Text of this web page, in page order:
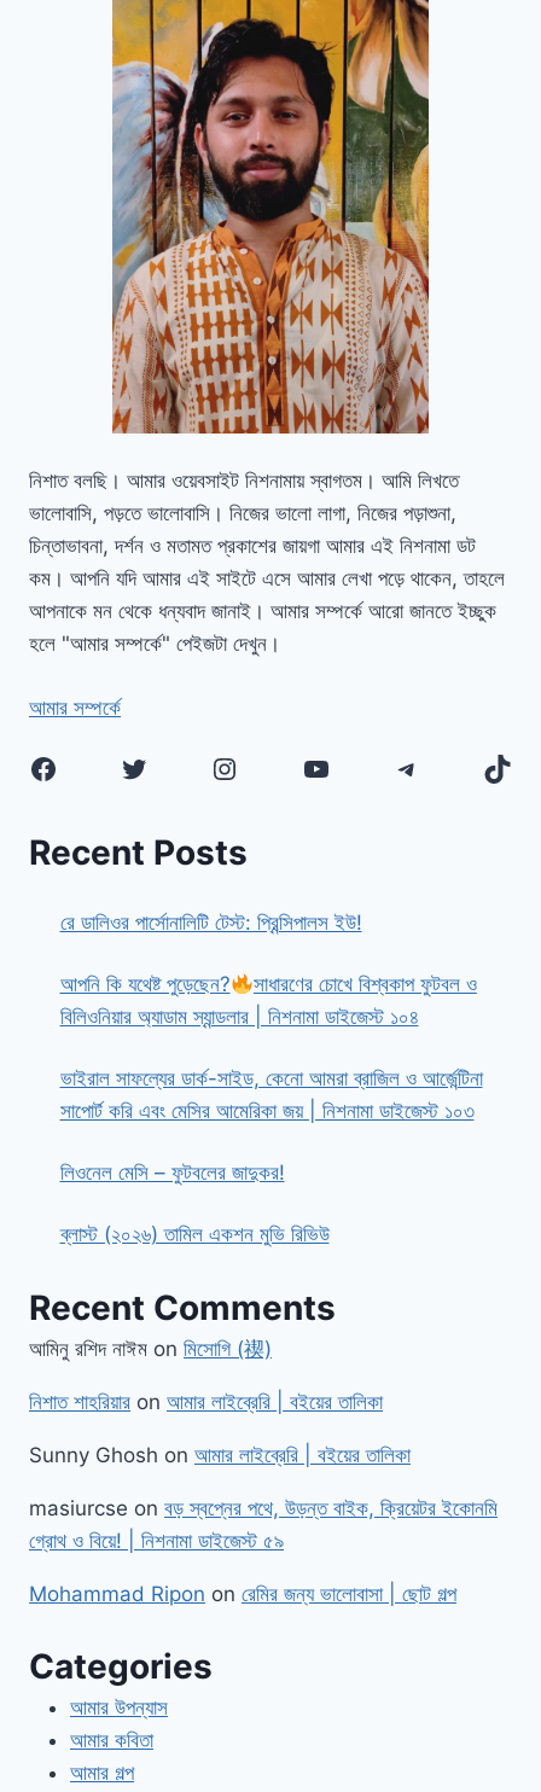
নিশাত বলছি। আমার ওয়েবসাইট নিশনামায় স্বাগতম। আমি লিখতে
ভালোবাসি, পড়তে ভালোবাসি। নিজের ভালো লাগা, নিজের পড়াশুনা,
চিন্তাভাবনা, দর্শন ও মতামত প্রকাশের জায়গা আমার এই নিশনামা ডট
কম। আপনি যদি আমার এই সাইটে এসে আমার লেখা পড়ে থাকেন, তাহলে
আপনাকে মন থেকে ধন্যবাদ জানাই। আমার সম্পর্কে আরো জানতে ইচ্ছুক
হলে "আমার সম্পর্কে" পেইজটা দেখুন।
আমার সম্পর্কে
FacebookTwitterInstagramYouTubeTelegram
Recent Posts
রে ডালিওর পার্সোনালিটি টেস্ট: প্রিন্সিপালস ইউ!
আপনি কি যথেষ্ট পুড়েছেন?
সাধারণের চোখে বিশ্বকাপ ফুটবল ও
বিলিওনিয়ার অ্যাডাম স্যান্ডলার | নিশনামা ডাইজেস্ট ১০৪
ভাইরাল সাফল্যের ডার্ক-সাইড, কেনো আমরা ব্রাজিল ও আর্জেন্টিনা
সাপোর্ট করি এবং মেসির আমেরিকা জয় | নিশনামা ডাইজেস্ট ১০৩
লিওনেল মেসি – ফুটবলের জাদুকর!
ব্লাস্ট (২০২৬) তামিল একশন মুভি রিভিউ
Recent Comments
আমিনু রশিদ নাঈম on মিসোগি (禊)
নিশাত শাহরিয়ার on আমার লাইব্রেরি | বইয়ের তালিকা
Sunny Ghosh on আমার লাইব্রেরি | বইয়ের তালিকা
masiurcse on বড় স্বপ্নের পথে, উড়ন্ত বাইক, ক্রিয়েটর ইকোনমি
গ্রোথ ও বিয়ে! | নিশনামা ডাইজেস্ট ৫৯
Mohammad Ripon on রেমির জন্য ভালোবাসা | ছোট গল্প
Categories
আমার উপন্যাস
আমার কবিতা
আমার গল্প